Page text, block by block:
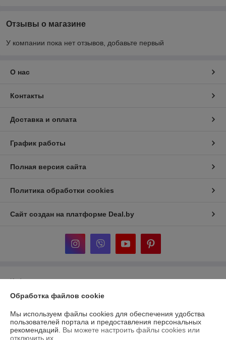
Отзывы о магазине
У компании пока нет отзывов, добавьте первый
О нас
Контакты
Доставка и оплата
График работы
Полная версия сайта
Политика обработки cookies
Сайт создан на платформе Deal.by
Информация для покупателя
Юридическое лицо:ООО «ДельтаСток»
Регистрационный номер ЕГР: 391858596
УНП: 391858596
Обработка файлов cookie
Мы используем файлы cookies для обеспечения удобства
пользователей портала и предоставления персональных
рекомендаций. Вы можете настроить файлы cookies или
отключить их.